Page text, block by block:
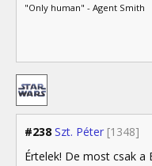
"Only human" - Agent Smith
#238 Szt. Péter [1348]
Értelek! De most csak